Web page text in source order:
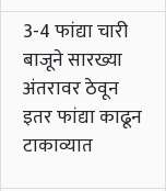
3-4 फांद्या चारी
बाजूने सारख्या
अंतरावर ठेवून
इतर फांद्या काढून
टाकाव्यात